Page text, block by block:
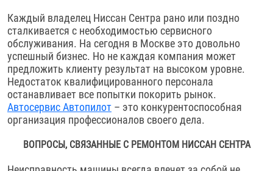
Каждый владелец Ниссан Сентра рано или поздно
сталкивается с необходимостью сервисного
обслуживания. На сегодня в Москве это довольно
успешный бизнес. Но не каждая компания может
предложить клиенту результат на высоком уровне.
Недостаток квалифицированного персонала
останавливает все попытки покорить рынок.
Автосервис Автопилот – это конкурентоспособная
организация профессионалов своего дела.
ВОПРОСЫ, СВЯЗАННЫЕ С РЕМОНТОМ НИССАН СЕНТРА